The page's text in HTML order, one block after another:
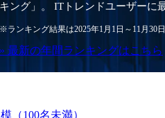
キング」。 ITトレンドユーザーに
※ランキング結果は2025年1月1日～ 11月30日
» 最新の年間ランキングはこちら
（100名未満）